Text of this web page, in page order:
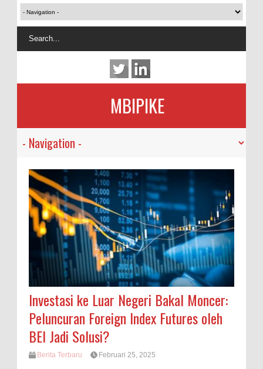
MBIPIKE
Investasi ke Luar Negeri Bakal Moncer:
Peluncuran Foreign Index Futures oleh
BEI Jadi Solusi?
Berita Terbaru Februari 25, 2025